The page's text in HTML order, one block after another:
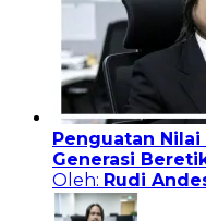
Penguatan
Generasi
Oleh: Rudi